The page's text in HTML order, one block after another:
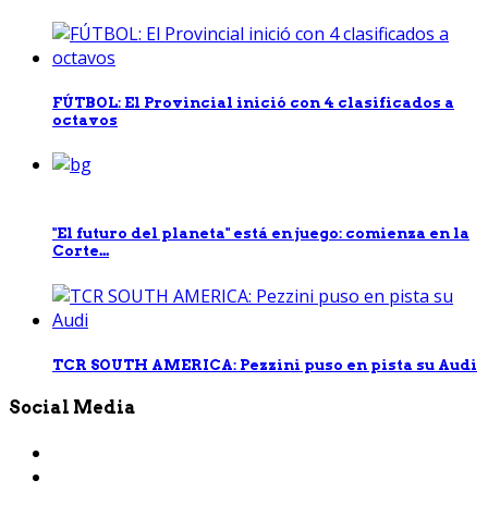
FÚTBOL: El Provincial inició con 4 clasificados a
octavos
"El futuro del planeta" está en juego: comienza en la
Corte...
TCR SOUTH AMERICA: Pezzini puso en pista su Audi
Social Media